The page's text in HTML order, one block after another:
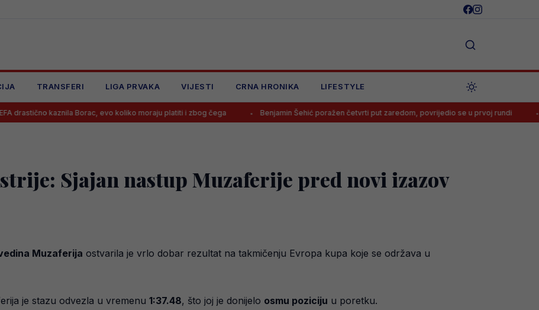
TRANSFERI LIGA PRVAKA VIJESTI CRNA HRONIKA LIFESTYLE
Borac, evo koliko moraju platiti i zbog čega Benjamin Šehić poražen četvrti put zaredom, povrijedio se u prvoj rundi Trener nije
Sjajan nastup Muzaferije pred novi izazov
Muzaferija ostvarila je vrlo dobar rezultat na takmičenju Evropa kupa koje se održava u
je stazu odvezla u vremenu 1:37.48, što joj je donijelo osmu poziciju u poretku.